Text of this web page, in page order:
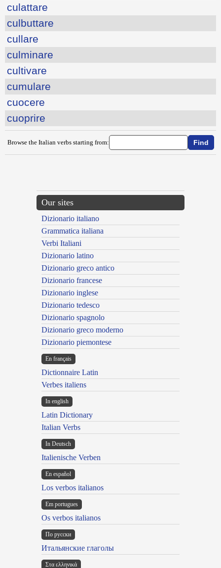
culattare
culbuttare
cullare
culminare
cultivare
cumulare
cuocere
cuoprire
Browse the Italian verbs starting from:
Our sites
Dizionario italiano
Grammatica italiana
Verbi Italiani
Dizionario latino
Dizionario greco antico
Dizionario francese
Dizionario inglese
Dizionario tedesco
Dizionario spagnolo
Dizionario greco moderno
Dizionario piemontese
En français
Dictionnaire Latin
Verbes italiens
In english
Latin Dictionary
Italian Verbs
In Deutsch
Italienische Verben
En español
Los verbos italianos
Em portugues
Os verbos italianos
По русски
Итальянские глаголы
Στα ελληνικά